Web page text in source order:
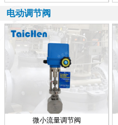
电动调节阀
微小流量调节阀